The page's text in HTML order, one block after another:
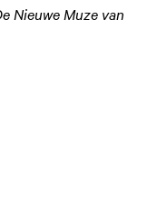
Nieuwe Muze van